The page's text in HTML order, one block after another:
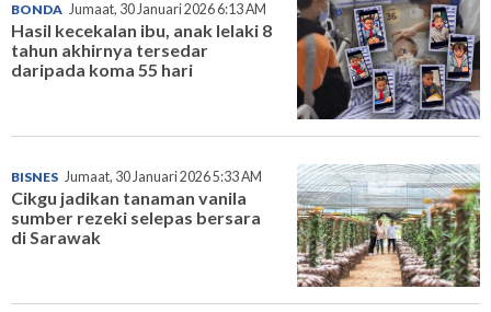
BONDA Jumaat, 30 Januari 2026 6:13 AM
Hasil kecekalan ibu, anak lelaki 8
tahun akhirnya tersedar
daripada koma 55 hari
BISNES Jumaat, 30 Januari 2026 5:33 AM
Cikgu jadikan tanaman vanila
sumber rezeki selepas bersara
di Sarawak